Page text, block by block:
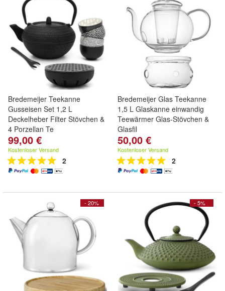
Bredemeijer Teekanne
Gusseisen Set 1,2 L
Deckelheber Filter Stövchen &
4 Porzellan Te
99,00 €
Kostenloser Versand
2
Bredemeijer Glas Teekanne
1,5 L Glaskanne einwandig
Teewärmer Glas-Stövchen &
Glasfil
50,00 €
Kostenloser Versand
2
- 20% - 5%